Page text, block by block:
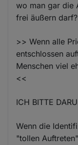
wo man gar die
frei äußern
>> Wenn alle
entschlossen
Menschen viel
<<
ICH BITTE
Wenn die
"tollen